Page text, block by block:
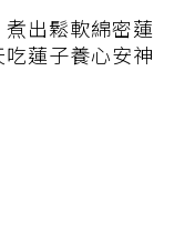
出鬆軟綿密蓮
蓮子養心安神